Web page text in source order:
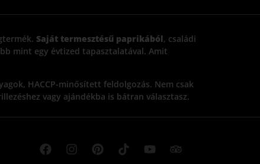
Saját termesztésű paprikából, családi
mint egy évtized tapasztalatával. Amit
HACCP-minősített feldolgozás. Nem csak
vagy ajándékba is bátran választasz.